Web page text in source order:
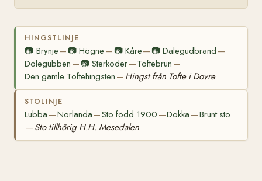
HINGSTLINJE
📷 Brynje— 📷Högne — 📷 Kåre— 📷 Dalegudbrand —
Dölegubben — 📷Sterkoder—Toftebrun —
Den gamle Toftehingsten — Hingst från Tofte i Dovre
STOLINJE
Lubba —Norlanda—Sto född 1900 —Dokka —Brunt sto
— Sto tillhörig H.H. Mesedalen